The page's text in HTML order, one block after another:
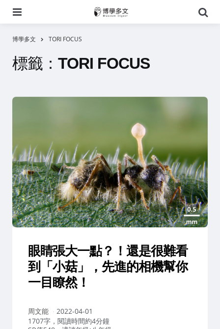
尋
博學多文 TORI FOCUS
標籤： TORI FOCUS
眼睛張大一點？！還是很難看
到「小菇」，先進的相機幫你
一目瞭然！
作
者：
周文能
2022-04-01
1707字，閱讀時間約4分鐘